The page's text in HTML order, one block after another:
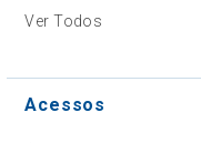
Ver Todos
Acessos